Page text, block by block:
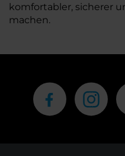
komfortabler, sicherer
machen.